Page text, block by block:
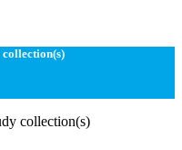
collection(s)